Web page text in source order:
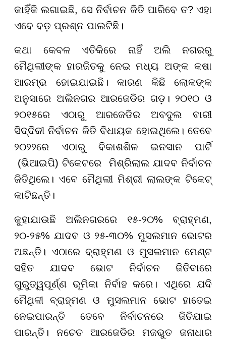
କାହିଁକି ଲଗାଇଛି, ସେ ନିର୍ବାଚନ ଜିତି ପାରିବେ ତ? ଏହା
ଏବେ ବଡ଼ ପ୍ରଶ୍ନ ପାଲଟିଛି।
କଥା କେବଳ ଏତିକିରେ ନାହିଁ ଅଲି ନଗରରୁ
ମୈଥିଲୀଙ୍କ ହାରଜିତକୁ ନେଇ ମଧ୍ୟ ଅଙ୍କ କଷା
ଆରମ୍ଭ ହୋଇଯାଇଛି। କାରଣ କିଛି ଲୋକଙ୍କ
ଅନୁସାରେ ଅଲିନଗର ଆରଜେଡିର ଗଡ଼। ୨୦୧୦ ଓ
୨୦୧୫ରେ ଏଠାରୁ ଆରଜେଡିର ଅବଦୁଲ ବାରୀ
ସିଦ୍ଦିକୀ ନିର୍ବାଚନ ଜିତି ବିଧାୟକ ହୋଇଥିଲେ। ତେବେ
୨୦୨୨ରେ ଏଠାରୁ ବିକାଶଶିଳ ଇନସାନ ପାର୍ଟି
(ଭିଆଇପି) ଟିକେଟରେ ମିଶ୍ରିଲାଲ ଯାଦବ ନିର୍ବାଚନ
ଜିତିଥିଲେ। ଏବେ ମୈଥିଲୀ ମିଶ୍ରୀ ଲାଲଙ୍କ ଟିକେଟ୍
କାଟିଛନ୍ତି।
କୁହାଯାଉଛି ଅଲିନଗରରେ ୧୫-୨୦% ବ୍ରାହ୍ମଣ,
୨୦-୨୫% ଯାଦବ ଓ ୨୫-୩୦% ମୁସଲମାନ ଭୋଟର
ଅଛନ୍ତି। ଏଠାରେ ବ୍ରାହ୍ମଣ ଓ ମୁସଲମାନ ମେଣ୍ଟ
ସହିତ ଯାଦବ ଭୋଟ ନିର୍ବାଚନ ଜିତିବାରେ
ଗୁରୁତ୍ୱପୂର୍ଣ୍ଣ ଭୂମିକା ନିର୍ବାହ କରେ। ଏଥିରେ ଯଦି
ମୈଥିଳୀ ବ୍ରାହ୍ମଣ ଓ ମୁସଲମାନ ଭୋଟ ହାତେଇ
ନେଇପାରନ୍ତି ତେବେ ନିର୍ବାଚନରେ ଜିତିଯାଇ
ପାରନ୍ତି। ନଚେତ ଆରଜେଡିର ମଜଭୁତ ଜନାଧାର